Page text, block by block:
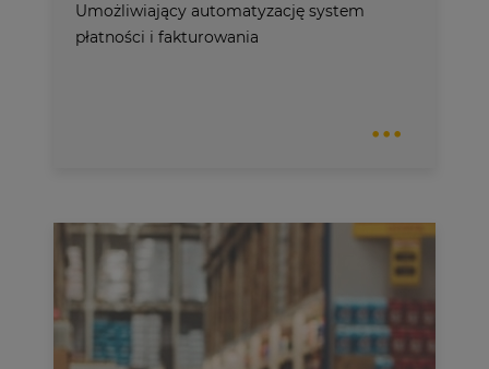
Umożliwiający automatyzację system
płatności i fakturowania